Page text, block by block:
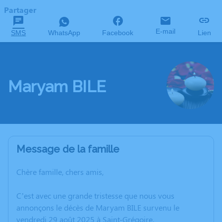
Partager
SMS WhatsApp Facebook E-mail Lien
Maryam BILE
Message de la famille
Chère famille, chers amis,
C’est avec une grande tristesse que nous vous
annonçons le décès de Maryam BILE survenu le
vendredi 29 août 2025 à Saint-Grégoire.